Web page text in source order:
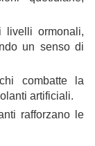
livelli ormonali,
un senso di
combatte la
artificiali.
rafforzano le